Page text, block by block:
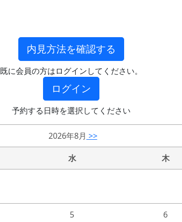
内見方法を確認する
既に会員の方はログインしてください。
ログイン
予約する日時を選択してください
2026年8月 >>
水 木
5
6